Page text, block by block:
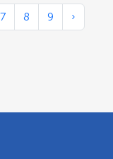
7 8 9 ›